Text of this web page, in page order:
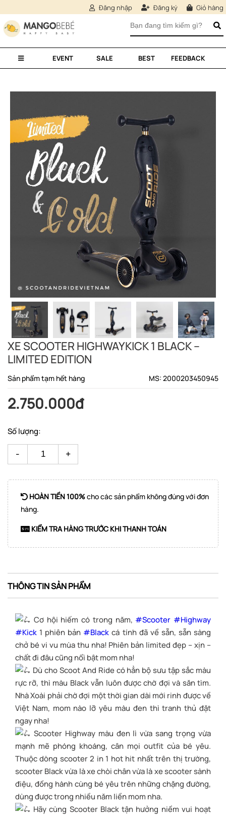
Đăng nhập Đăng ký Giỏ hàng
EVENT SALE BEST FEEDBACK
XE SCOOTER HIGHWAYKICK 1 BLACK –
LIMITED EDITION
Sản phẩm tạm hết hàng MS: 2000203450945
2.750.000đ
Số lượng:
- +
HOÀN TIỀN 100%cho các sản phẩm không đúng với đơn
hàng.
KIỂM TRA HÀNG TRƯỚC KHI THANH TOÁN
THÔNG TIN SẢN PHẨM
Cơ hội hiếm có trong năm, #Scooter #Highway
#Kick 1 phiên bản #Black cá tính đã về sẵn, sẵn sàng
chở bé vi vu mùa thu nha! Phiên bản limited đẹp – xịn –
chất đi đâu cũng nổi bật mom nha!
Dù cho Scoot And Ride có hẳn bộ sưu tập sắc màu
rực rỡ, thì màu Black vẫn luôn được chờ đợi và săn tìm.
Nhà Xoài phải chờ đợi một thời gian dài mới rinh được về
Việt Nam, mom nào lỡ yêu màu đen thì tranh thủ đặt
ngay nha!
Scooter Highway màu đen lì vừa sang trọng vừa
mạnh mẽ phóng khoáng, cân mọi outfit của bé yêu.
Thuộc dòng scooter 2 in 1 hot hit nhất trên thị trường,
scooter Black vừa là xe chòi chân vừa là xe scooter sành
điệu, đồng hành cùng bé yêu trên những chặng đường,
dùng được trong nhiều năm liền mom nha.
Hãy cùng Scooter Black tận hưởng niềm vui hoạt